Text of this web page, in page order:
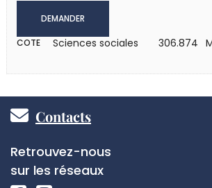
DEMANDER
COTE Sciences sociales 306.874
Pied
de
page
Contacts
Réseaux
sociaux
Retrouvez-nous
sur les réseaux